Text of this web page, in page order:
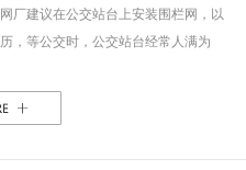
度直接影响到网片的质量，在选丝方
出来的成品铁丝；其次是网片的焊接
点都能够很好的连接。正规护栏网生
而一起小厂则采用手工焊接，通常质
厂建议在公交站台上安装围栏网，以
，等公交时，公交站台经常人满为
客不得不走下站台，而且上车下车都
性，如果在站台旁安装了围栏网，那